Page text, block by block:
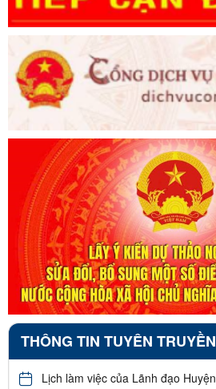
THÔNG TIN TUYÊN TRUYỀN
Lịch làm việc của Lãnh đạo Huyện